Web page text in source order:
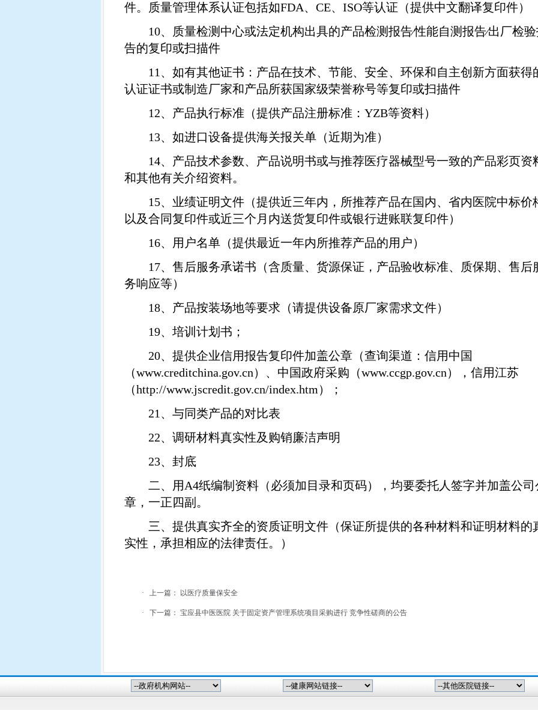
件。质量管理体系认证包括如FDA、 CE、 ISO等认证（提供中文翻译复印件）
10、质量检测中心或法定机构出具的产品检测报告∕性能自测报告∕出厂检
告的复印或扫描件
11 、如有其他证书：产品在技术、节能、安全、环保和自主创新方面获得
认证证书或制造厂家和产品所获国家级荣誉称号等复印或扫描件
12、产品执行标准（提供产品注册标准： YZB等资料）
13、如进口设备提供海关报关单（近期为准）
14、产品技术参数、产品说明书或与推荐医疗器械型号一致的产品彩页资
和其他有关介绍资料。
15、业绩证明文件（提供近三年内，所推荐产品在国内、省内医院中标价
以及合同复印件或近三个月内送货复印件或银行进账联复印件）
16、用户名单（提供最近一年内所推荐产品的用户）
17、售后服务承诺书（含质量、货源保证，产品验收标准、质保期、售后
务响应等）
18、产品按装场地等要求（请提供设备原厂家需求文件）
19、培训计划书；
20、提供企业信用报告复印件加盖公章（查询渠道：信用中国
（www.creditchina.gov.cn）、中国政府采购（www.ccgp.gov.cn），信用江苏
（http://www.jscredit.gov.cn/index.htm ）；
21 、与同类产品的对比表
22、调研材料真实性及购销廉洁声明
23、封底
二、用 A4纸编制资料（必须加目录和页码），均要委托人签字并加盖公司
章，一正四副。
三、提供真实齐全的资质证明文件（保证所提供的各种材料和证明材料的
实性，承担相应的法律责任。）
· 上一篇： 以医疗质量保安全
· 下一篇： 宝应县中医医院 关于固定资产管理系统项目采购进行 竞争性磋商的公告